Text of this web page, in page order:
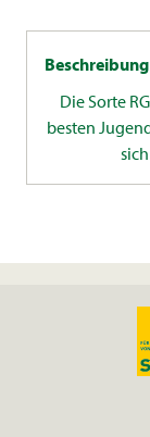
Beschreibung
Die Sorte
besten